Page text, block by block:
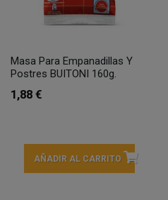
Masa Para Empanadillas Y
Postres BUITONI 160g.
1,88 €
AÑADIR AL CARRITO